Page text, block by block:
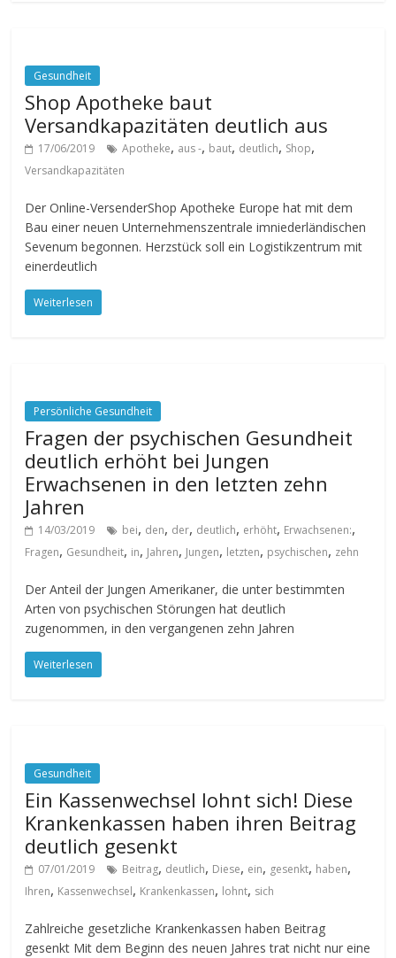
Gesundheit
Shop Apotheke baut
Versandkapazitäten deutlich aus
17/06/2019 Apotheke, aus -, baut, deutlich, Shop,
Versandkapazitäten
Der Online-VersenderShop Apotheke Europe hat mit dem
Bau einer neuen Unternehmenszentrale imniederländischen
Sevenum begonnen. Herzstück soll ein Logistikzentrum mit
einerdeutlich
Weiterlesen
Persönliche Gesundheit
Fragen der psychischen Gesundheit
deutlich erhöht bei Jungen
Erwachsenen in den letzten zehn
Jahren
14/03/2019 bei, den, der, deutlich, erhöht, Erwachsenen:,
Fragen, Gesundheit, in, Jahren, Jungen, letzten, psychischen, zehn
Der Anteil der Jungen Amerikaner, die unter bestimmten
Arten von psychischen Störungen hat deutlich
zugenommen, in den vergangenen zehn Jahren
Weiterlesen
Gesundheit
Ein Kassenwechsel lohnt sich! Diese
Krankenkassen haben ihren Beitrag
deutlich gesenkt
07/01/2019 Beitrag, deutlich, Diese, ein, gesenkt, haben,
Ihren, Kassenwechsel, Krankenkassen, lohnt, sich
Zahlreiche gesetzliche Krankenkassen haben Beitrag
gesenkt Mit dem Beginn des neuen Jahres trat nicht nur eine